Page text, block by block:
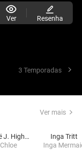
Ver Resenha
3 Temporadas
Ver mais
Chloë J. Hightower
Chloe
Inga Tritt
Inga